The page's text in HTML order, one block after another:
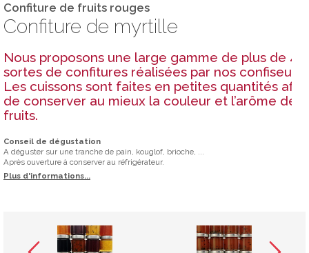
Confiture de fruits rouges
Confiture de myrtille
Nous proposons une large gamme de plus de 40
sortes de confitures réalisées par nos confiseurs.
Les cuissons sont faites en petites quantités afin
de conserver au mieux la couleur et l’arôme des
fruits.
Conseil de dégustation
A déguster sur une tranche de pain, kouglof, brioche, ...
Après ouverture à conserver au réfrigérateur.
Plus d'informations...